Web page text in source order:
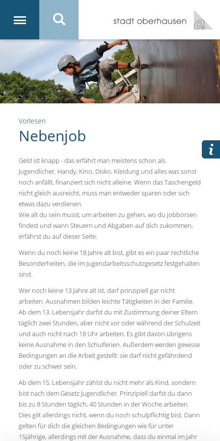
Vorlesen
Nebenjob
Geld ist knapp - das erfährt man meistens schon als
Jugendlicher. Handy, Kino, Disko, Kleidung und alles was sonst
noch anfällt, finanziert sich nicht alleine. Wenn das Taschengeld
nicht gleich ausreicht, muss man entweder sparen oder sich
etwas dazu verdienen.
Wie alt du sein musst, um arbeiten zu gehen, wo du Jobbörsen
findest und wann Steuern und Abgaben auf dich zukommen,
erfährst du auf dieser Seite.
Wenn du noch keine 18 Jahre alt bist, gibt es ein paar rechtliche
Besonderheiten, die im Jugendarbeitsschutzgesetz festgehalten
sind.
Wer noch keine 13 Jahre alt ist, darf prinzipiell gar nicht
arbeiten. Ausnahmen bilden leichte Tätigkeiten in der Familie.
Ab dem 13. Lebensjahr darfst du mit Zustimmung deiner Eltern
täglich zwei Stunden, aber nicht vor oder während der Schulzeit
und auch nicht nach 18 Uhr arbeiten. Es gibt davon übrigens
keine Ausnahme in den Schulferien. Außerdem werden gewisse
Bedingungen an die Arbeit gestellt: sie darf nicht gefährdend
oder zu schwer sein.
Ab dem 15. Lebensjahr zählst du nicht mehr als Kind, sondern
bist nach dem Gesetz Jugendlicher. Prinzipiell darfst du dann
bis zu 8 Stunden täglich, 40 Stunden in der Woche arbeiten.
Dies gilt allerdings nicht, wenn du noch schulpflichtig bist. Dann
gelten für dich die gleichen Bedingungen wie für unter
15jährige, allerdings mit der Ausnahme, dass du einmal im Jahr